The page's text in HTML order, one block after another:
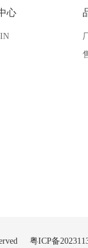
心
粤ICP备